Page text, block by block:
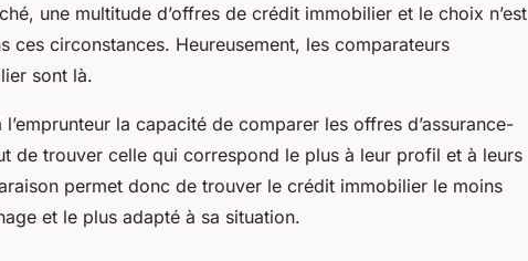
une multitude d’offres de crédit immobilier et le choix n’est
ces circonstances. Heureusement, les comparateurs
sont là.
l’emprunteur la capacité de comparer les offres d’assurance-
de trouver celle qui correspond le plus à leur profil et à leurs
permet donc de trouver le crédit immobilier le moins
et le plus adapté à sa situation.